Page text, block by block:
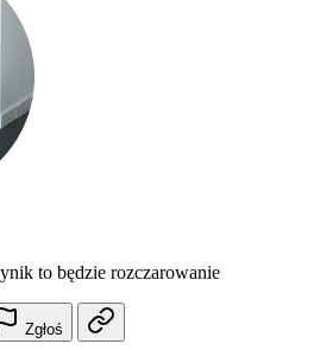
to będzie rozczarowanie
Zgłoś